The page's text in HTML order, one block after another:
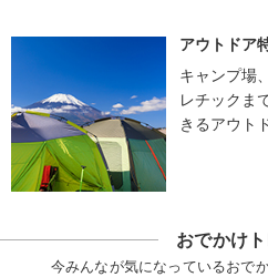
アウトドア
キャンプ場
レチックま
きるアウト
おでかけ
今みんなが気になっているおで